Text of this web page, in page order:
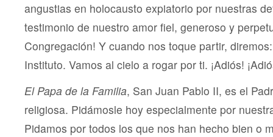
angustias en holocausto expiatorio por nuestras
testimonio de nuestro amor fiel, generoso y
Congregación! Y cuando nos toque partir,
Instituto. Vamos al cielo a rogar por ti. ¡Adiós!
El Papa de la Familia, San Juan Pablo II, es el
religiosa. Pidámosle hoy especialmente por
Pidamos por todos los que nos han hecho bien o